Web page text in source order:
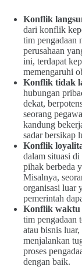
Konflik
dari konflik
tim pengadaan
perusahaan
ini, terdapat
memengaruhi
Konflik tidak
hubungan
dekat,
seorang
kandung
sadar bersikap
Konflik
dalam situasi
pihak berbeda
Misalnya,
organisasi luar
pemerintah
Konflik waktu
tim pengadaan
atau bisnis
menjalankan
proses
dengan baik.